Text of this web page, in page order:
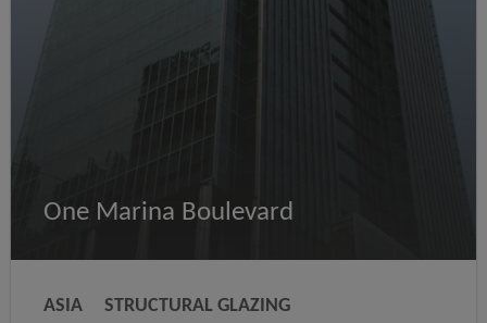
One Marina Boulevard
ASIA
STRUCTURAL GLAZING